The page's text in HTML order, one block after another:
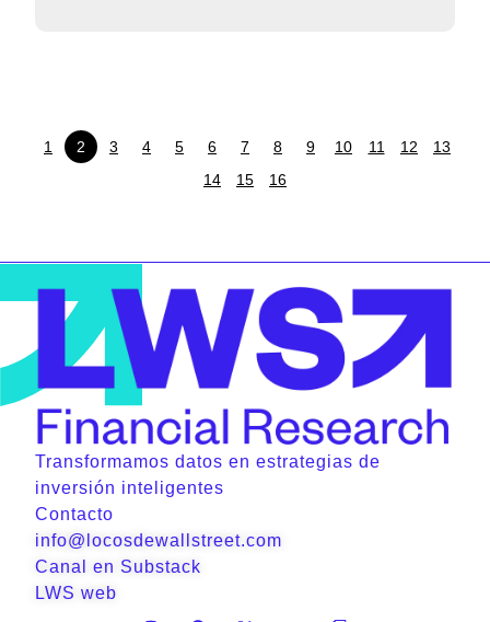
1 2 3 4 5 6 7 8 9 10 11 12
13
14
15 16
Transformamos datos en estrategias de
inversión inteligentes
Contacto
info@locosdewallstreet.com
Canal en Substack
LWS web